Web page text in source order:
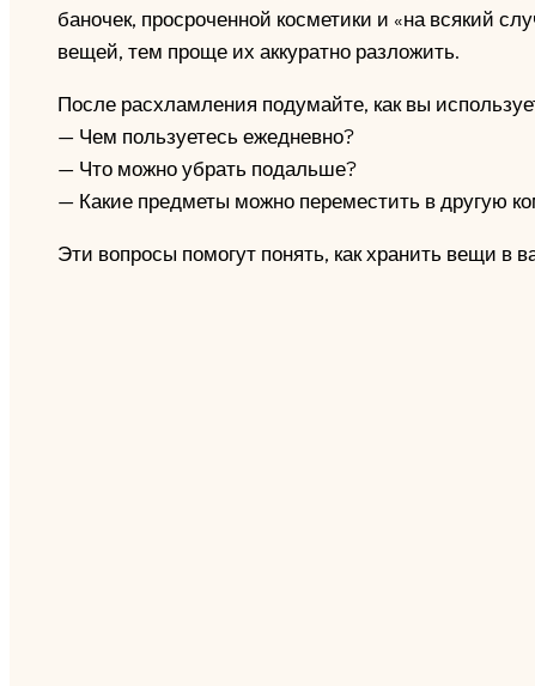
баночек, просроченной косметики и «на всякий
вещей, тем проще их аккуратно разложить.
После расхламления подумайте, как вы
— Чем пользуетесь ежедневно?
— Что можно убрать подальше?
— Какие предметы можно переместить в другую
Эти вопросы помогут понять, как хранить вещи в